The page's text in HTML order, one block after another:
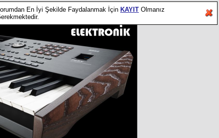
En İyi Şekilde Faydalanmak İçin KAYIT Olmanız